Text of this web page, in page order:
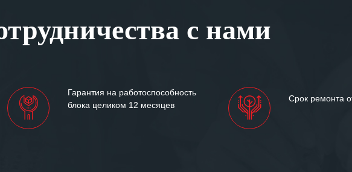
с нами
Гарантия на работоспособность
блока целиком 12 месяцев
Срок ремонта